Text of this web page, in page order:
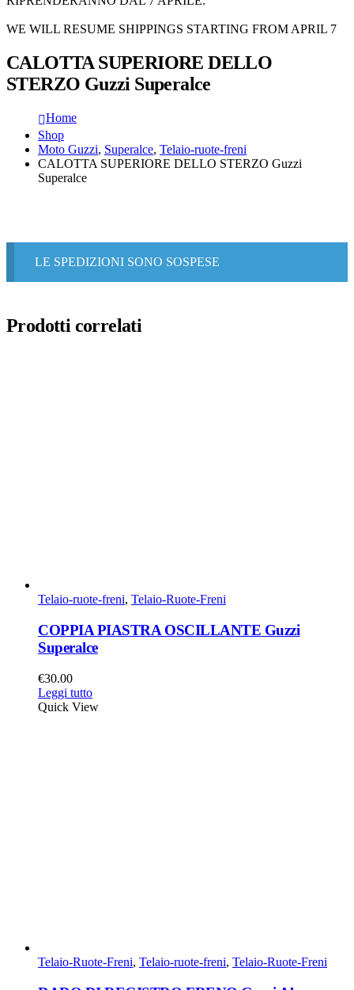
WE WILL RESUME SHIPPINGS STARTING FROM APRIL 7
CALOTTA SUPERIORE DELLO
STERZO Guzzi Superalce
Home
Shop
Moto Guzzi, Superalce, Telaio-ruote-freni
CALOTTA SUPERIORE DELLO STERZO Guzzi
Superalce
LE SPEDIZIONI SONO SOSPESE
Prodotti correlati
Telaio-ruote-freni, Telaio-Ruote-Freni
COPPIA PIASTRA OSCILLANTE Guzzi
Superalce
€30.00
Leggi tutto
Quick View
Telaio-Ruote-Freni, Telaio-ruote-freni, Telaio-Ruote-Freni